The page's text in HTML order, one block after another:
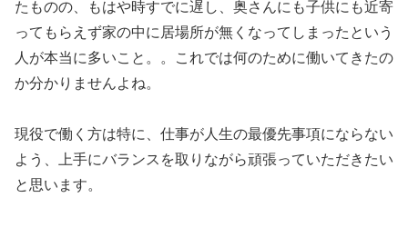
たものの、もはや時すでに遅し、奥さんにも子供にも近寄
ってもらえず家の中に居場所が無くなってしまったという
人が本当に多いこと。。これでは何のために働いてきたの
か分かりませんよね。
現役で働く方は特に、仕事が人生の最優先事項にならない
よう、上手にバランスを取りながら頑張っていただきたい
と思います。